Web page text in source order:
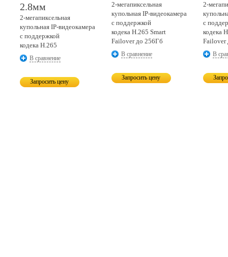
2.8мм
2-мегапиксельная
купольная IP-видеокамера
с поддержкой
кодека H.265
В сравнение
Запросить цену
2-мегапиксельная
купольная IP-видеокамера
с поддержкой
кодека H.265 Smart
Failover до 256Гб
В сравнение
Запросить цену
2-
с
кодека
Failover
В